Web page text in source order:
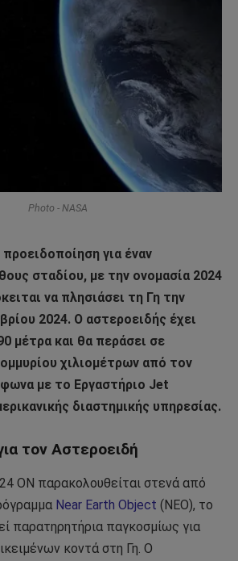
Photo - NASA
για έναν
σταδίου, με την ονομασία 2024
να πλησιάσει τη Γη την
2024. Ο αστεροειδής έχει
μέτρα και θα περάσει σε
χιλιομέτρων από τον
με το Εργαστήριο Jet
διαστημικής υπηρεσίας.
τον Αστεροειδή
ON παρακολουθείται στενά από
Near Earth Object (ΝΕΟ), το
παρατηρητήρια παγκοσμίως για
κοντά στη Γη. Ο